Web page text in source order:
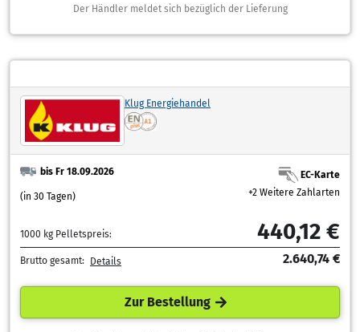
Der Händler meldet sich bezüglich der Lieferung
Klug Energiehandel
bis Fr 18.09.2026
(in 30 Tagen)
EC-Karte
+2 Weitere Zahlarten
1000 kg Pelletspreis: 440,12 €
Brutto gesamt: Details 2.640,74 €
Zur Bestellung